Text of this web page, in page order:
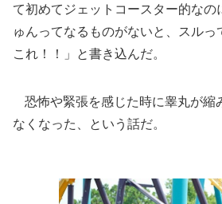
て初めてジェットコースター的なの
ゅんってなるものがないと、スル
これ！！」と書き込んだ。
恐怖や緊張を感じた時に睾丸が縮
なくなった、という話だ。